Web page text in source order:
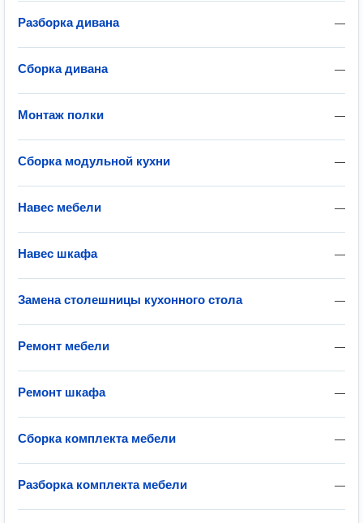
—
Разборка дивана
—
Сборка дивана
—
Монтаж полки
—
Сборка модульной кухни
—
Навес мебели
—
Навес шкафа
—
Замена столешницы кухонного стола
—
Ремонт мебели
—
Ремонт шкафа
—
Сборка комплекта мебели
—
Разборка комплекта мебели